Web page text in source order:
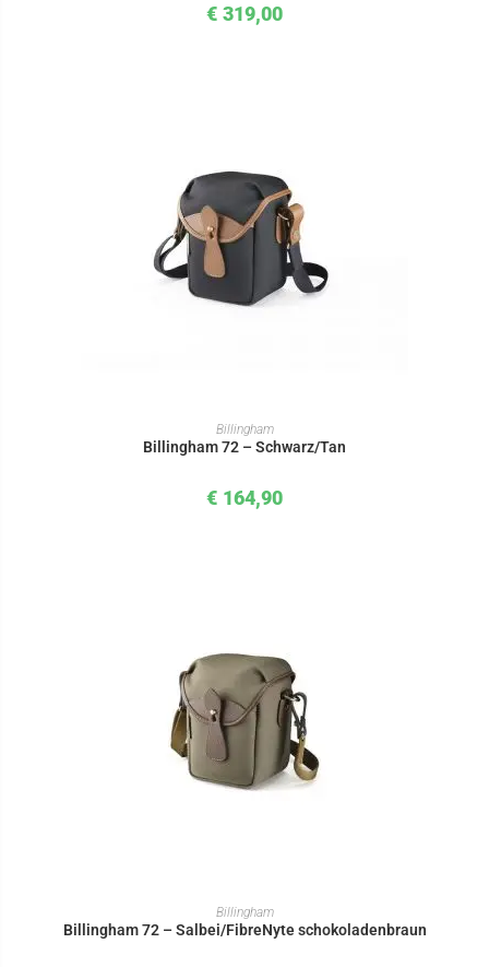
€ 319,00
IN DEN WARENKORB
Billingham
Billingham 72 – Schwarz/Tan
€ 164,90
IN DEN WARENKORB
Billingham
Billingham 72 – Salbei/FibreNyte schokoladenbraun